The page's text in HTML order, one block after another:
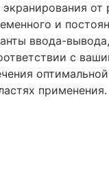
и
ввода-
с
применения.